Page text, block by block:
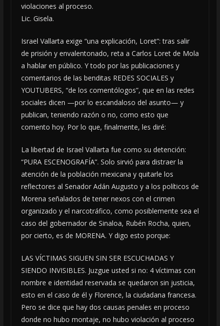
violaciones al proceso.
Lic. Gisela.
Israel Vallarta exige “una explicación, Loret”: tras salir
de prisión y envalentonado, reta a Carlos Loret de Mola
a hablar en público. Y todo por las publicaciones y
comentarios de las benditas REDES SOCIALES y
YOUTUBERS, “de los comentólogos”, que en las redes
sociales dicen —por lo escandaloso del asunto— y
publican, teniendo razón o no, como esto que
comento hoy. Por lo que, finalmente, les diré:
La libertad de Israel Vallarta fue como su detención:
“PURA ESCENOGRAFÍA”. Solo sirvió para distraer la
atención de la población mexicana y quitarle los
reflectores al Senador Adán Augusto y a los políticos de
Morena señalados de tener nexos con el crimen
organizado y el narcotráfico, como posiblemente sea el
caso del gobernador de Sinaloa, Rubén Rocha, quien,
por cierto, es de MORENA. Y digo esto porque:
LAS VÍCTIMAS SIGUEN SIN SER ESCUCHADAS Y
SIENDO INVISIBLES. Juzgue usted si no: 4 víctimas con
nombre e identidad reservada se quedaron sin justicia,
esto en el caso de él y Florence, la ciudadana francesa.
Pero se dice que hay dos causas penales en proceso
donde no hubo montaje, no hubo violación al proceso